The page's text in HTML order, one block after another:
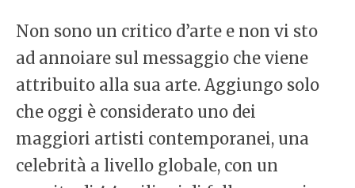
Non sono un critico d’arte e non vi sto
ad annoiare sul messaggio che viene
attribuito alla sua arte. Aggiungo solo
che oggi è considerato uno dei
maggiori artisti contemporanei, una
celebrità a livello globale, con un